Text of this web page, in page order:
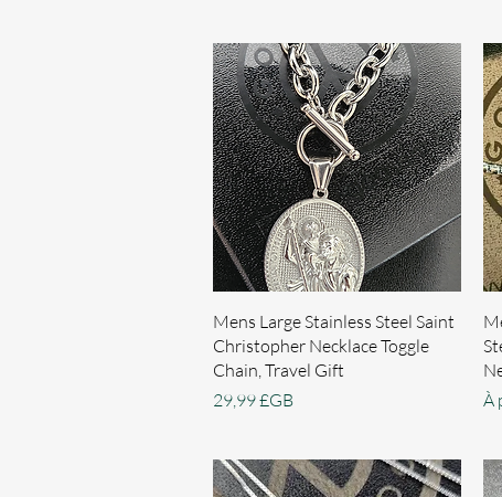
Aperçu rapide
Mens Large Stainless Steel Saint
Christopher Necklace Toggle
Chain, Travel Gift
Prix
29,99 £GB
À